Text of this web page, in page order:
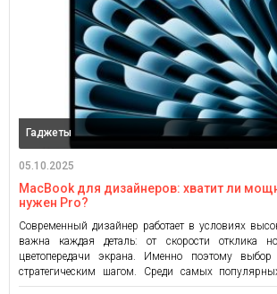
Гаджеты
05.10.2025
MacBook для дизайнеров: хватит ли
нужен Pro?
Современный дизайнер работает в условиях
важна каждая деталь: от скорости отклика
цветопередачи экрана. Именно поэтому выбор
стратегическим шагом. Среди самых
MacBook Air и MacBook Pro – флагманы Apple,